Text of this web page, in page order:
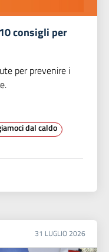
consigli per
per prevenire i
dal caldo
31 LUGLIO 2026